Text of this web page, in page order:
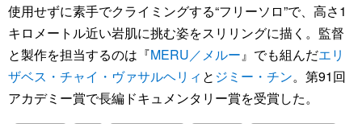
使用せずに素手でクライミングする“フリーソロ”で、高さ1
キロメートル近い岩肌に挑む姿をスリリングに描く。監督
と製作を担当するのは『MERU／メルー』でも組んだエリ
ザベス・チャイ・ヴァサルヘリィ と ジミー・チン。第91回
アカデミー賞で長編ドキュメンタリー賞を受賞した。